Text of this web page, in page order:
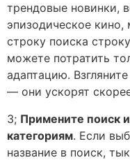
трендовые новинки,
эпизодическое кино,
строку поиска
можете потратить
адаптацию.
— они ускорят
3; Примените поиск
категориям. Если
название в поиск,